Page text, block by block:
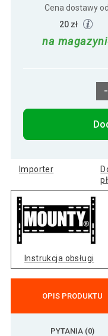
Cena dostawy
20 zł
na
-
Importer
Instrukcja obsługi
OPIS PRODUKTU
PYTANIA (0)